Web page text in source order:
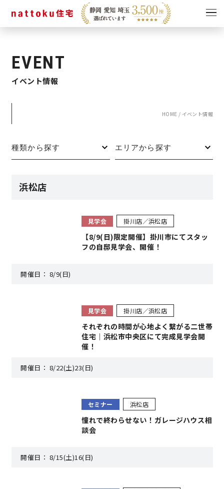
見学会
来店・見学予約
OWNER’S SITE オーナーズサイト
EVENT
イベント情報
HOME / イベント情報
浜松店
見学会 掛川店／浜松店
【8/9(日)限定開催】掛川市にてスタッ
フの自邸見学会、開催！
開催日： 8/9(日)
見学会 掛川店／浜松店
それぞれの時間が心地よく繋がる二世帯
住宅｜浜松市中央区にて完成見学会開
催！
開催日： 8/22(土)23(日)
セミナー 浜松店
憧れで終わらせない！ガレージハウス相
談会
開催日： 8/15(土)16(日)